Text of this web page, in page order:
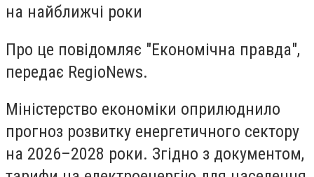
на найближчі роки
Про це повідомляє "Економічна правда",
передає RegioNews.
Міністерство економіки оприлюднило
прогноз розвитку енергетичного сектору
на 2026–2028 роки. Згідно з документом,